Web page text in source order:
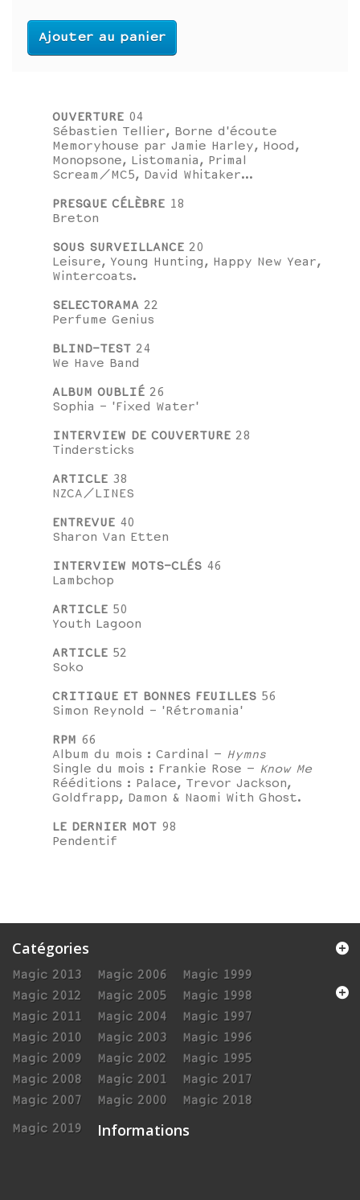
Ajouter au panier
OUVERTURE 04
Sébastien Tellier, Borne d'écoute
Memoryhouse par Jamie Harley, Hood,
Monopsone, Listomania, Primal
Scream/MC5, David Whitaker...
PRESQUE CÉLÈBRE 18
Breton
SOUS SURVEILLANCE 20
Leisure, Young Hunting, Happy New Year,
Wintercoats.
SELECTORAMA 22
Perfume Genius
BLIND-TEST 24
We Have Band
ALBUM OUBLIÉ 26
Sophia - 'Fixed Water'
INTERVIEW DE COUVERTURE 28
Tindersticks
ARTICLE 38
NZCA/LINES
ENTREVUE 40
Sharon Van Etten
INTERVIEW MOTS-CLÉS 46
Lambchop
ARTICLE 50
Youth Lagoon
ARTICLE 52
Soko
CRITIQUE ET BONNES FEUILLES 56
Simon Reynold - 'Rétromania'
RPM 66
Album du mois : Cardinal – Hymns
Single du mois : Frankie Rose – Know Me
Rééditions : Palace, Trevor Jackson,
Goldfrapp, Damon & Naomi With Ghost.
LE DERNIER MOT 98
Pendentif
Catégories
Magic 2013
Magic 2012
Magic 2011
Magic 2010
Magic 2009
Magic 2008
Magic 2007
Magic 2006
Magic 2005
Magic 2004
Magic 2003
Magic 2002
Magic 2001
Magic 2000
Magic 1999
Magic 1998
Magic 1997
Magic 1996
Magic 1995
Magic 2017
Magic 2018
Magic 2019
Informations